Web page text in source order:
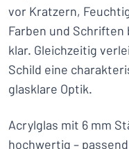
vor Kratzern,
Farben und
klar. Gleichzeitig
Schild eine
glasklare Optik.
Acrylglas mit 6 mm
hochwertig –